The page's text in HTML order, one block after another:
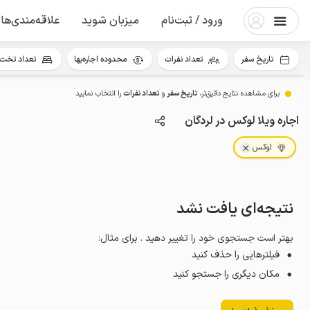
ورود / ثبت‌نام میزبان شوید علاقه‌مندی‌ها
برای مشاهده نتایج دقیق‌تر، تاریخ سفرو تعداد نفراترا انتخاب نمایید
اجاره ویلا لوکس در لردگان
لوکس
نتیجه‌ای یافت نشد
بهتر است جستجوی خود را تغییر دهید . برای مثال:
فیلترهایی را حذف کنید
مکان دیگری را جستجو کنید
تاریخ سفر تعداد نفرات محدوده اجاره‌بها تعداد تخت